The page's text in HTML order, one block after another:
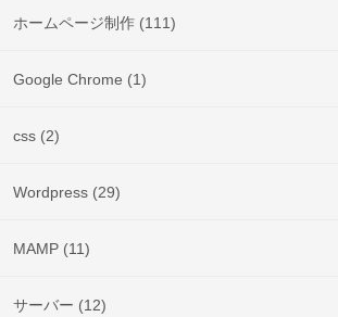
ホームページ制作 (111)
Google Chrome (1)
css (2)
Wordpress (29)
MAMP (11)
サーバー (12)